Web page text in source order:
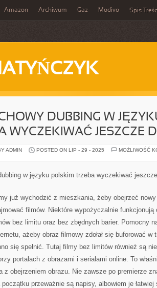
Amazon Archiwum Gaz Modivo Spis
DUBBING W
WYCZEKIWAĆ JESZCZE
ADMIN POSTED ON LIP - 29 - 2025
MOŻLIWOŚĆ
w języku polskim trzeba wyczekiwać
już wychodzić z mieszkania, żeby obejrzeć
filmów. Niektóre wypożyczalnie
bez limitu oraz bez zbędnych barier. Pomocny
ażeby obraz filmowy zdołał się buforować
się spełnić. Tutaj filmy bez limitów również są
portalach z obrazami i serialami online. To
z obejrzeniem obrazu. Nie zawsze po premierze
przeważnie są napisy, albowiem je